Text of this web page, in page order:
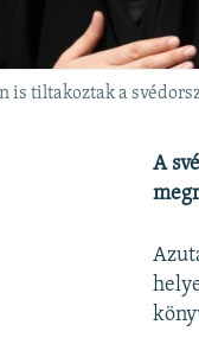
is tiltakoztak a
A